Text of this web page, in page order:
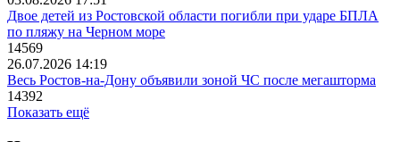
Двое детей из Ростовской области погибли при ударе БПЛА
по пляжу на Черном море
14569
26.07.2026 14:19
Весь Ростов-на-Дону объявили зоной ЧС после мегашторма
14392
Показать ещё